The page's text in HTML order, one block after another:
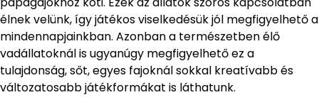
élnek velünk, így játékos viselkedésük jól megfigyelhető a
mindennapjainkban. Azonban a természetben élő
vadállatoknál is ugyanúgy megfigyelhető ez a
tulajdonság, sőt, egyes fajoknál sokkal kreatívabb és
változatosabb játékformákat is láthatunk.